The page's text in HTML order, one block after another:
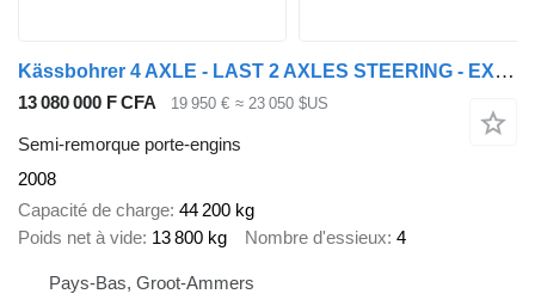
Kässbohrer 4 AXLE - LAST 2 AXLES STEERING - EXTENDABLE
13 080 000 F CFA 19 950 € ≈ 23 050 $US
Semi-remorque porte-engins
2008
Capacité de charge 44 200 kg
Poids net à vide 13 800 kg Nombre d'essieux 4
Pays-Bas, Groot-Ammers